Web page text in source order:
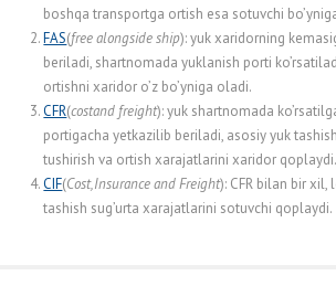
boshqa transportga ortish esa sotuvchi
FAS(free alongside ship): yuk xaridorning
beriladi, shartnomada yuklanish porti
ortishni xaridor o’z bo’yniga oladi.
CFR(costand freight): yuk shartnomada
portigacha yetkazilib beriladi, asosiy yuk
tushirish va ortish xarajatlarini xaridor qoplaydi.
CIF(Cost,Insurance and Freight): CFR bilan bir xil,
tashish sug’urta xarajatlarini sotuvchi qoplaydi.